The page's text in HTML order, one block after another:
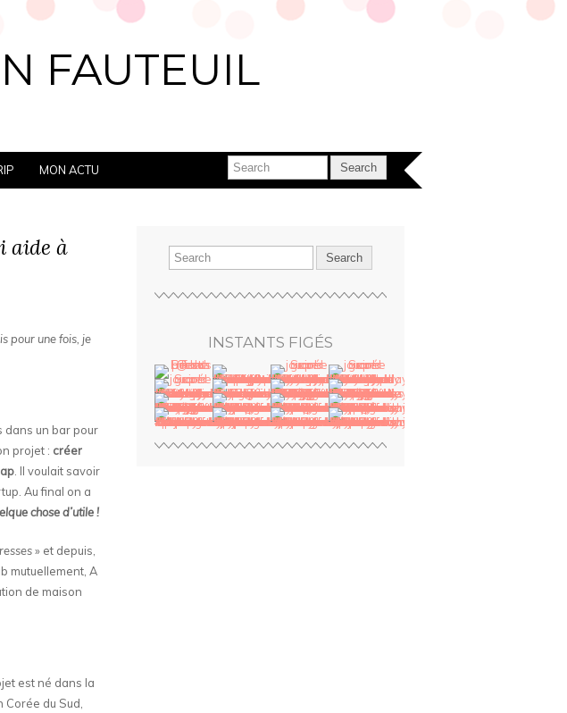
FAUTEUIL
MON ACTU
aide à
pour une fois, je
dans un bar pour
projet : créer
. Il voulait savoir
Au final on a
chose d’utile !
» et depuis,
mutuellement, A
de maison
est né dans la
du Sud,
INSTANTS FIGÉS